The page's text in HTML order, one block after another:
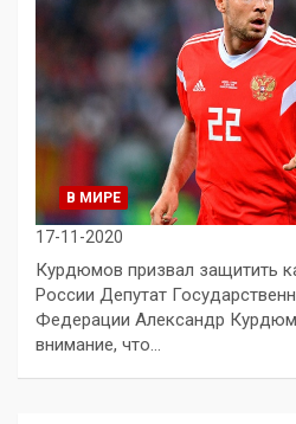
В МИРЕ
17-11-2020
Курдюмов призвал защитить
России Депутат
Федерации Александр
внимание, что…